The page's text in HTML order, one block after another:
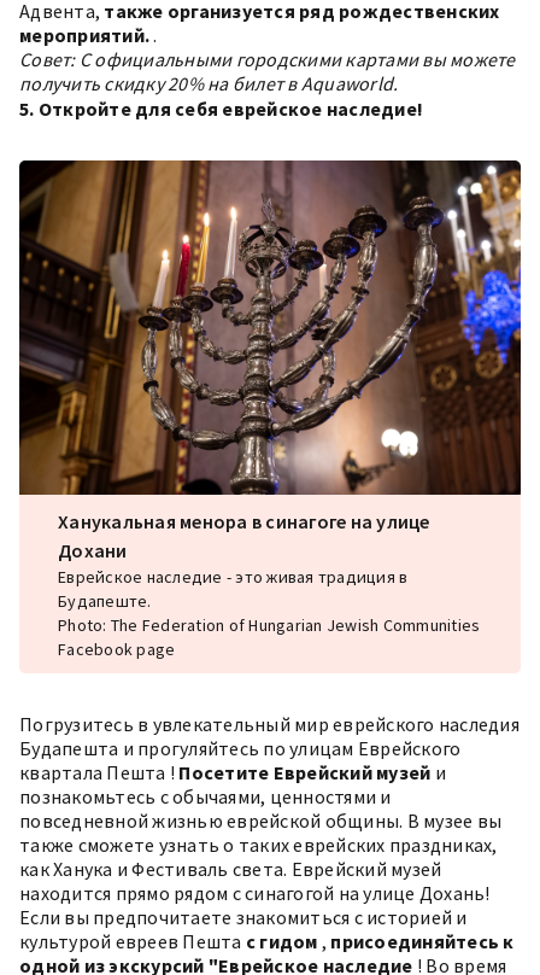
Адвента, также организуется ряд рождественских
мероприятий..
Совет: С официальными городскими картами вы можете
получить скидку 20% на билет в Aquaworld.
5. Откройте для себя еврейское наследие!
Ханукальная менора в синагоге на улице
Дохани
Еврейское наследие - это живая традиция в
Будапеште.
Photo: The Federation of Hungarian Jewish Communities
Facebook page
Погрузитесь в увлекательный мир еврейского наследия
Будапешта и прогуляйтесь по улицам Еврейского
квартала Пешта ! Посетите Еврейский музей и
познакомьтесь с обычаями, ценностями и
повседневной жизнью еврейской общины. В музее вы
также сможете узнать о таких еврейских праздниках,
какХанука и Фестиваль света. Еврейский музей
находится прямо рядом с синагогой на улице Дохань!
Если вы предпочитаете знакомиться с историей и
культурой евреев Пешта с гидом , присоединяйтесь к
одной из экскурсий "Еврейское наследие ! Во время